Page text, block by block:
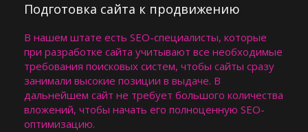
Подготовка сайта к продвижению
В нашем штате есть SEO-специалисты, которые
при разработке сайта учитывают все необходимые
требования поисковых систем, чтобы сайты сразу
занимали высокие позиции в выдаче. В
дальнейшем сайт не требует большого количества
вложений, чтобы начать его полноценную SEO-
оптимизацию. ​